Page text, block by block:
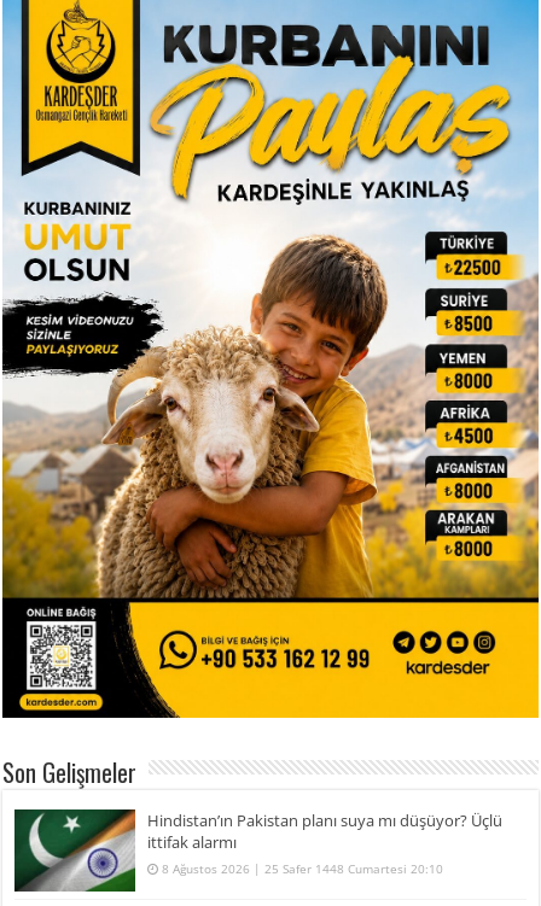
Son Gelişmeler
Hindistan’ın Pakistan planı suya mı düşüyor? Üçlü
ittifak alarmı
8 Ağustos 2026 | 25 Safer 1448 Cumartesi 20:10